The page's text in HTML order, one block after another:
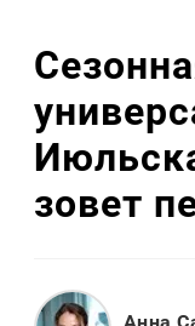
зовет
Анна